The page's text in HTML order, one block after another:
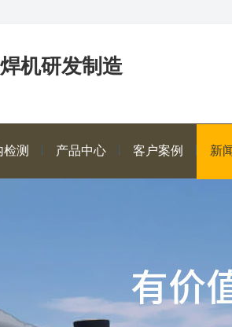
机研发制造
检测 产品中心 客户案例 新